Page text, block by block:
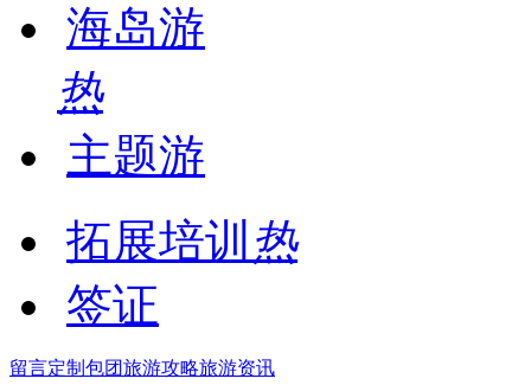
海岛游
热
主题游
拓展培训 热
签证
留言定制包团旅游攻略旅游资讯